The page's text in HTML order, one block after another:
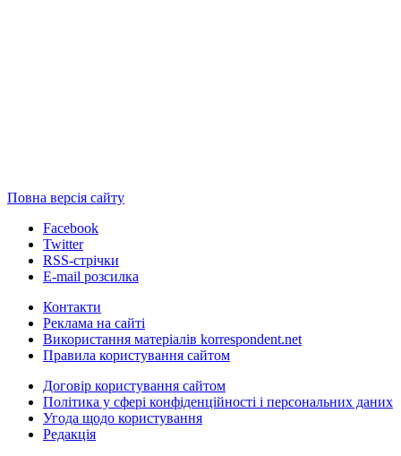
Повна версія сайту
Facebook
Twitter
RSS-стрічки
E-mail розсилка
Контакти
Реклама на сайті
Використання матеріалів korrespondent.net
Правила користування сайтом
Договір користування сайтом
Політика у сфері конфіденційності і персональних даних
Угода щодо користування
Редакція